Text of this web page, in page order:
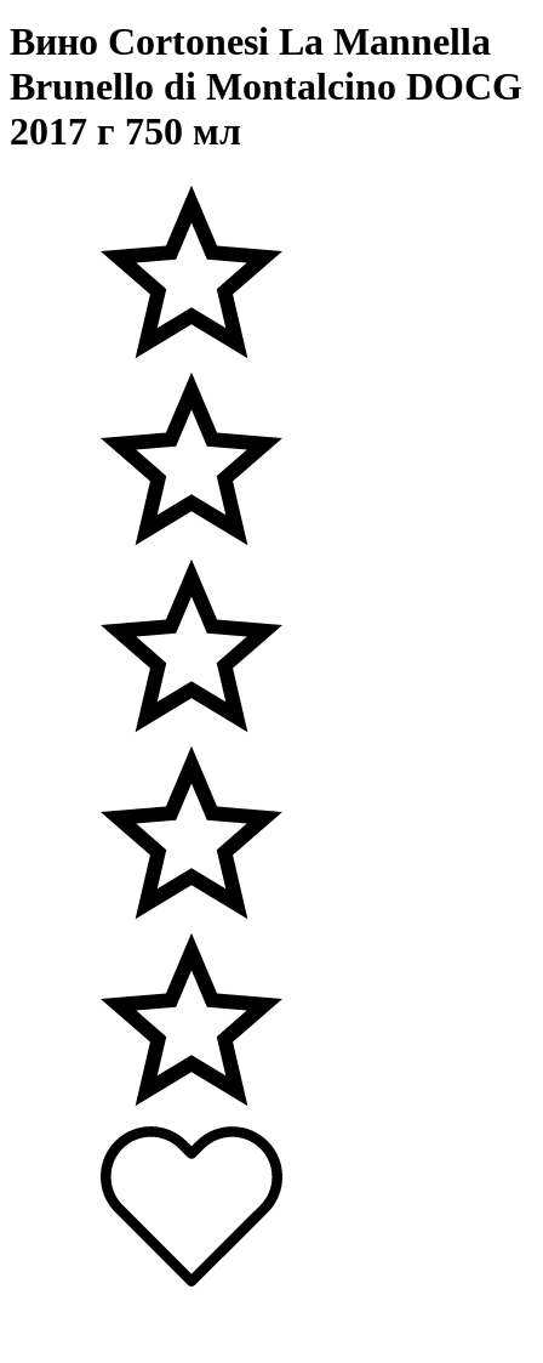
Вино Cortonesi La Mannella
Brunello di Montalcino DOCG
2017 г 750 мл